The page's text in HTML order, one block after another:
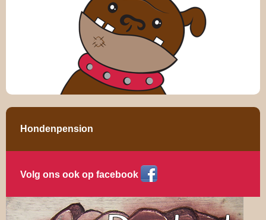
Hondenpension
Volg ons ook op facebook